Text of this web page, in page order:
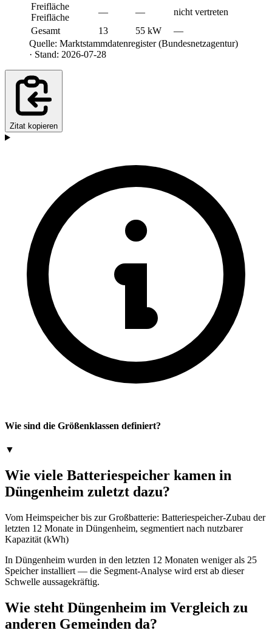
Freifläche
Freifläche
— —
nicht vertreten
Gesamt
13 55 kW
—
Quelle: Marktstammdatenregister (Bundesnetzagentur)
· Stand: 2026-07-28
Zitat kopieren
Wie sind die Größenklassen definiert?
▼
Wie viele Batteriespeicher kamen in
Düngenheim zuletzt dazu?
Vom Heimspeicher bis zur Großbatterie: Batteriespeicher-Zubau der
letzten 12 Monate in Düngenheim, segmentiert nach nutzbarer
Kapazität (kWh)
In Düngenheim wurden in den letzten 12 Monaten weniger als 25
Speicher installiert — die Segment-Analyse wird erst ab dieser
Schwelle aussagekräftig.
Wie steht Düngenheim im Vergleich zu
anderen Gemeinden da?